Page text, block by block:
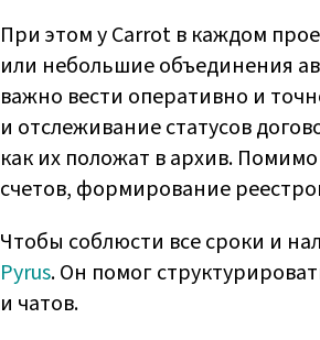
При этом у Carrot в каждом
или небольшие объединения
важно вести оперативно и
и отслеживание статусов
как их положат в архив.
счетов, формирование
Чтобы соблюсти все сроки и
Pyrus. Он помог
и чатов.